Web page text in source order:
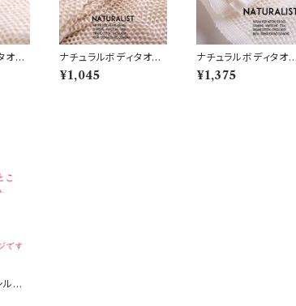
オ
ナチュラルボディタオ
ル 綿 (N5)
¥1,045
ナチュラルボディタオ
ル 麻 (N3)
¥1,375
ク